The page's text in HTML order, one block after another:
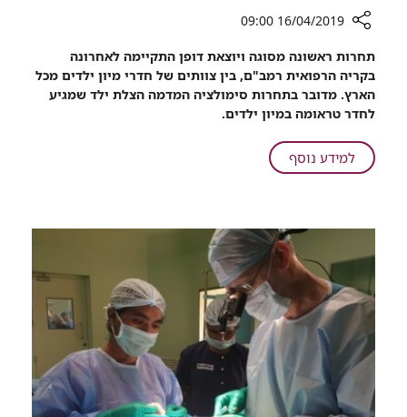
שיתוף
צוותים
מכל
הארץ
התחרו
על
16/04/2019 09:00
תחרות ראשונה מסוגה ויוצאת דופן התקיימה לאחרונה
בקריה הרפואית רמב"ם, בין צוותים של חדרי מיון ילדים מכל
הארץ. מדובר בתחרות סימולציה המדמה הצלת ילד שמגיע
לחדר טראומה במיון ילדים.
למידע נוסףעל
צוותים
התחרו
על
הצלת
חיים